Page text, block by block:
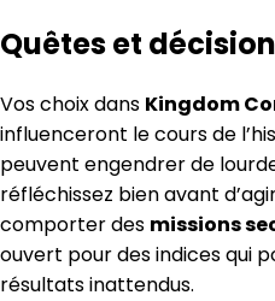
Quêtes et
Vos choix dans Kingdom
influenceront le cours de
peuvent engendrer de
réfléchissez bien avant
comporter des missions
ouvert pour des indices qui
résultats inattendus.